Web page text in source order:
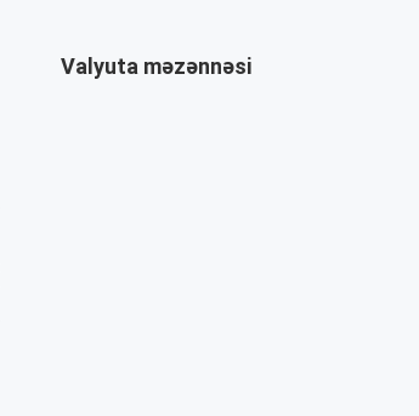
Valyuta məzənnəsi